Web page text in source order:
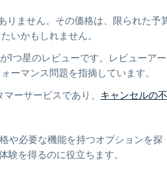
りません。その価格は、限られた予
いかもしれません。
1つ星のレビューです。レビューアー
ーマンス問題を指摘しています。
ーサービスであり、 キャンセルの不
や必要な機能を持つオプションを探
験を得るのに役立ちます。